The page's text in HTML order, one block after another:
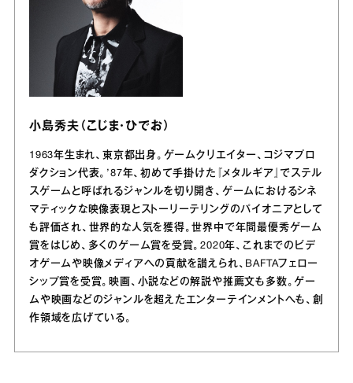
小島秀夫（こじま・ひでお）
1963年生まれ、東京都出身。ゲームクリエイター、コジマプロ
ダクション代表。’87年、初めて手掛けた『メタルギア』でステル
スゲームと呼ばれるジャンルを切り開き、ゲームにおけるシネ
マティックな映像表現とストーリーテリングのパイオニアとして
も評価され、世界的な人気を獲得。世界中で年間最優秀ゲーム
賞をはじめ、多くのゲーム賞を受賞。2020年、これまでのビデ
オゲームや映像メディアへの貢献を讃えられ、BAFTAフェロー
シップ賞を受賞。映画、小説などの解説や推薦文も多数。ゲー
ムや映画などのジャンルを超えたエンターテインメントへも、創
作領域を広げている。